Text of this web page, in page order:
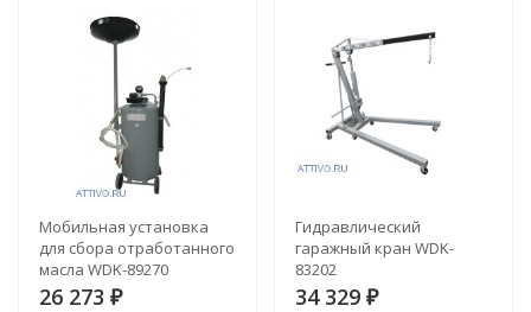
Мобильная установка
для сбора отработанного
масла WDK-89270
26 273 ₽
Гидравлический
гаражный кран WDK-
83202
34 329 ₽